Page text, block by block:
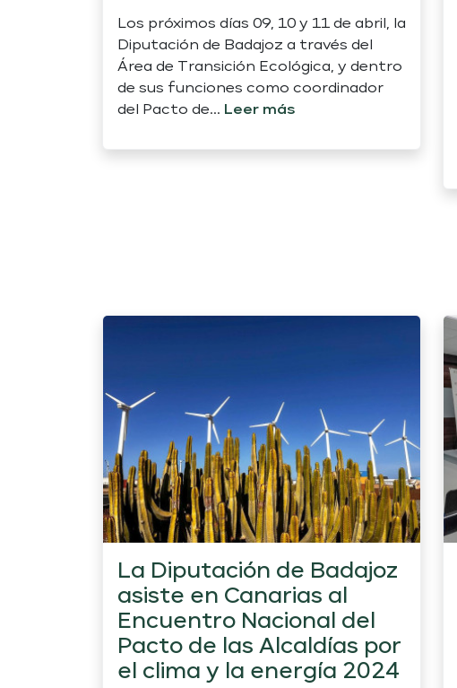
Los próximos días 09, 10 y 11 de abril, la
Diputación de Badajoz a través del
Área de Transición Ecológica, y dentro
de sus funciones como coordinador
del Pacto de... Leer más
La Diputación de Badajoz
asiste en Canarias al
Encuentro Nacional del
Pacto de las Alcaldías por
el clima y la energía 2024